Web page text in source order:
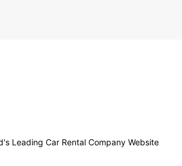
Leading Car Rental Company Website